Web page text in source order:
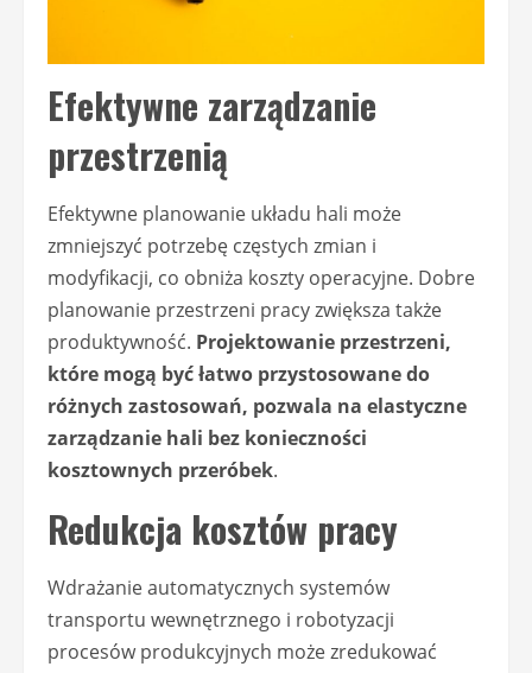
Efektywne zarządzanie
przestrzenią
Efektywne planowanie układu hali może
zmniejszyć potrzebę częstych zmian i
modyfikacji, co obniża koszty operacyjne. Dobre
planowanie przestrzeni pracy zwiększa także
produktywność. Projektowanie przestrzeni,
które mogą być łatwo przystosowane do
różnych zastosowań, pozwala na elastyczne
zarządzanie hali bez konieczności
kosztownych przeróbek.
Redukcja kosztów pracy
Wdrażanie automatycznych systemów
transportu wewnętrznego i robotyzacji
procesów produkcyjnych może zredukować